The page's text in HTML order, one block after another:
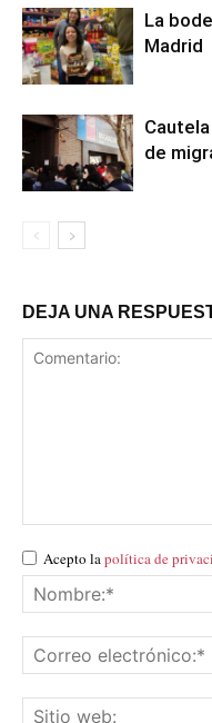
La
Madrid
de
DEJA UNA
Acepto lapolítica de